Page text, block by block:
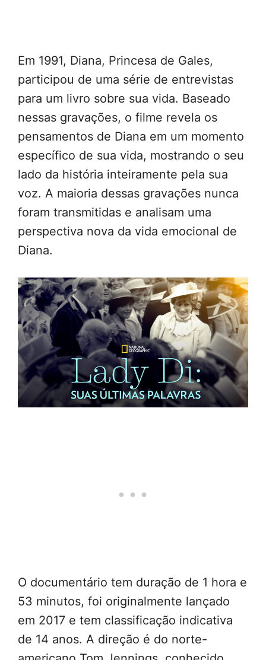
Em 1991, Diana, Princesa de Gales,
participou de uma série de entrevistas
para um livro sobre sua vida. Baseado
nessas gravações, o filme revela os
pensamentos de Diana em um momento
específico de sua vida, mostrando o seu
lado da história inteiramente pela sua
voz. A maioria dessas gravações nunca
foram transmitidas e analisam uma
perspectiva nova da vida emocional de
Diana.
O documentário tem duração de 1 hora e
53 minutos, foi originalmente lançado
em 2017 e tem classificação indicativa
de 14 anos. A direção é do norte-